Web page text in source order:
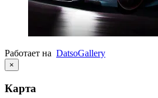
Работает на DatsoGallery
×
Карта